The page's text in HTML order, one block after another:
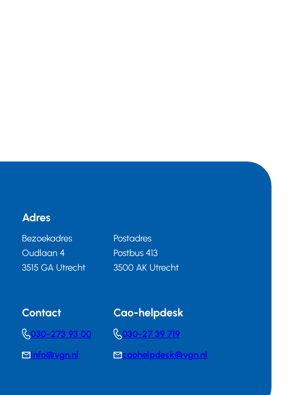
Adres
Bezoekadres
Oudlaan 4
3515 GA Utrecht
Postadres
Postbus 413
3500 AK Utrecht
Contact
Telephonenumber
030-273 93 00
E-info@vgn.nl
Cao-helpdesk
Telephonenumber
030-27 39 719
E-caohelpdesk@vgn.nl